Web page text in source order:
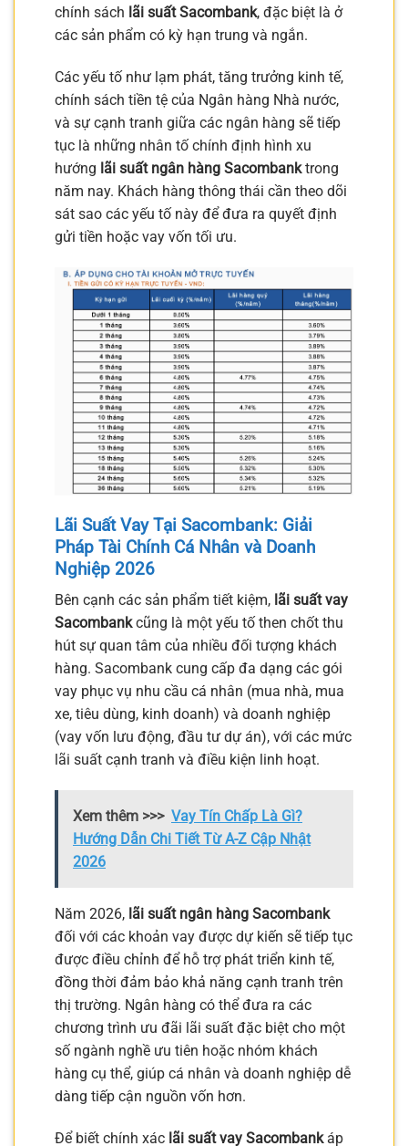
chính sách lãi suất Sacombank, đặc biệt là ở
các sản phẩm có kỳ hạn trung và ngắn.
Các yếu tố như lạm phát, tăng trưởng kinh tế,
chính sách tiền tệ của Ngân hàng Nhà nước,
và sự cạnh tranh giữa các ngân hàng sẽ tiếp
tục là những nhân tố chính định hình xu
hướng lãi suất ngân hàng Sacombanktrong
năm nay. Khách hàng thông thái cần theo dõi
sát sao các yếu tố này để đưa ra quyết định
gửi tiền hoặc vay vốn tối ưu.
Lãi Suất Vay Tại Sacombank: Giải
Pháp Tài Chính Cá Nhân và Doanh
Nghiệp 2026
Bên cạnh các sản phẩm tiết kiệm, lãi suất vay
Sacombankcũng là một yếu tố then chốt thu
hút sự quan tâm của nhiều đối tượng khách
hàng. Sacombank cung cấp đa dạng các gói
vay phục vụ nhu cầu cá nhân (mua nhà, mua
xe, tiêu dùng, kinh doanh) và doanh nghiệp
(vay vốn lưu động, đầu tư dự án), với các mức
lãi suất cạnh tranh và điều kiện linh hoạt.
Xem thêm >>> Vay Tín Chấp Là Gì?
Hướng Dẫn Chi Tiết Từ A-Z Cập Nhật
2026
Năm 2026, lãi suất ngân hàng Sacombank
đối với các khoản vay được dự kiến sẽ tiếp tục
được điều chỉnh để hỗ trợ phát triển kinh tế,
đồng thời đảm bảo khả năng cạnh tranh trên
thị trường. Ngân hàng có thể đưa ra các
chương trình ưu đãi lãi suất đặc biệt cho một
số ngành nghề ưu tiên hoặc nhóm khách
hàng cụ thể, giúp cá nhân và doanh nghiệp dễ
dàng tiếp cận nguồn vốn hơn.
Để biết chính xác lãi suất vay Sacombankáp